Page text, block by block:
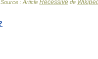
. Source : Article Récessive de